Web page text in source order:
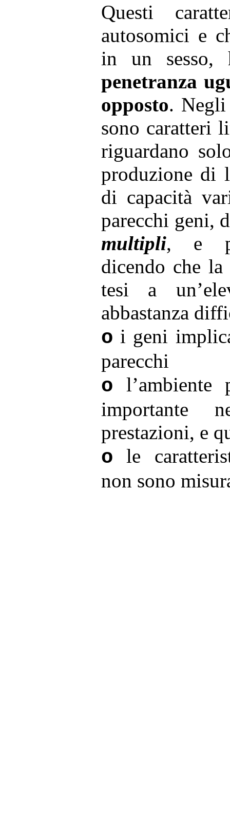
Questi
autosomici e
in un sesso,
penetranza
opposto.
sono caratteri
riguardano
produzione di
di capacità
parecchi geni,
multipli, e
dicendo che
tesi a
abbastanza
o i geni
parecchi
o
importante
prestazioni, e
o
le
non sono